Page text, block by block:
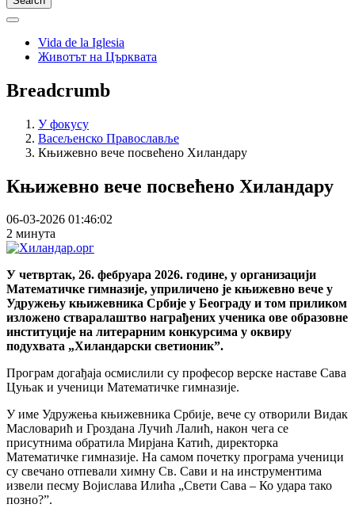
Vida de la Iglesia
Животът на Църквата
Breadcrumb
У фокусу
Васељенско Православље
Књижевно вече посвећено Хиландару
Књижевно вече посвећено Хиландару
06-03-2026 01:46:02
2 минута
У четвртак, 26. фебруара 2026. године, у организацији
Математичке гимназије, уприличено је књижевно вече у
Удружењу књижевника Србије у Београду и том приликом
изложено стваралаштво награђених ученика ове образовне
институције на литерарним конкурсима у оквиру
подухвата „Хиландарски светионик”.
Програм догађаја осмислили су професор верске наставе Сава
Цуњак и ученици Математичке гимназије.
У име Удружења књижевника Србије, вече су отворили Видак
Масловарић и Гроздана Лучић Лалић, након чега се
присутнима обратила Мирјана Катић, директорка
Математичке гимназије. На самом почетку програма ученици
су свечано отпевали химну Св. Сави и на инструментима
извели песму Војислава Илића „Свети Сава – Ко удара тако
позно?”.